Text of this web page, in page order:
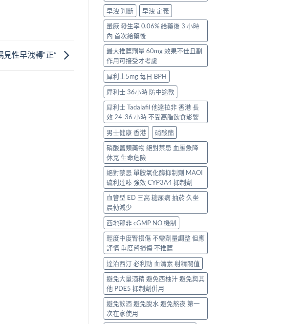
見性早洩轉“正”
早洩 判斷
早洩 定義
暈厥 發生率 0.06% 給藥後 3 小時
內 首次給藥後
最大推薦劑量 60mg 效果不佳且副
作用可接受才考慮
犀利士5mg 每日 BPH
犀利士 36小時 防中途軟
犀利士 Tadalafil 他達拉非 香港 長
效 24-36 小時 不受高脂飲食影響
男士健康 香港
硝酸酯
硝酸鹽類藥物 絕對禁忌 血壓急降
休克 生命危險
絕對禁忌 單胺氧化酶抑制劑 MAOI
硫利達嗪 強效 CYP3A4 抑制劑
血管型 ED 三高 糖尿病 抽菸 久坐
晨勃減少
西地那非 cGMP NO 機制
輕度中度腎損傷 不需劑量調整 但應
謹慎 重度腎損傷 不推薦
達泊西汀 必利勁 血清素 射精閥值
避免大量酒精 避免西柚汁 避免與其
他 PDE5 抑制劑併用
避免飲酒 避免脫水 避免熬夜 第一
次在家使用